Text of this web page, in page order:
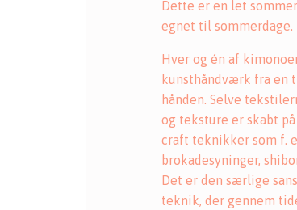
Dette er en let
egnet til sommerdage.
Hver og én af
kunsthåndværk fra en
hånden. Selve
og teksture er skabt
craft teknikker som f.
brokadesyninger,
Det er den særlige
teknik, der gennem